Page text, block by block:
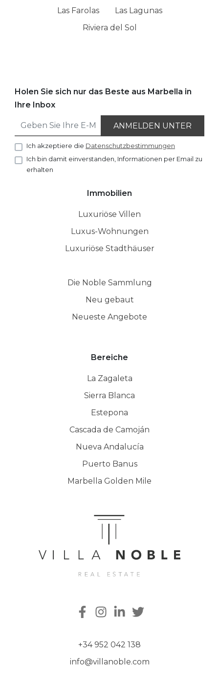
Las Farolas
Las Lagunas
Riviera del Sol
Holen Sie sich nur das Beste aus Marbella in
Ihre Inbox
ANMELDEN UNTER
Ich akzeptiere die Datenschutzbestimmungen
Ich bin damit einverstanden, Informationen per Email zu
erhalten
Immobilien
Luxuriöse Villen
Luxus-Wohnungen
Luxuriöse Stadthäuser
Die Noble Sammlung
Neu gebaut
Neueste Angebote
Bereiche
La Zagaleta
Sierra Blanca
Estepona
Cascada de Camoján
Nueva Andalucía
Puerto Banus
Marbella Golden Mile
+34 952 042 138
info@villanoble.com